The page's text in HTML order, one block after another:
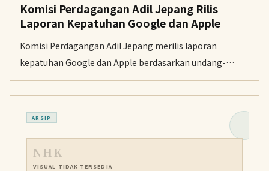
Komisi Perdagangan Adil Jepang Rilis
Laporan Kepatuhan Google dan Apple
Komisi Perdagangan Adil Jepang merilis laporan
kepatuhan Google dan Apple berdasarkan undang-
undang yang mengekang dominasi raksasa teknologi
atas layanan ponsel pintar. Google berencana
menurunkan komisi, sementara Apple akan
ARSIP
NHK
VISUAL TIDAK TERSEDIA